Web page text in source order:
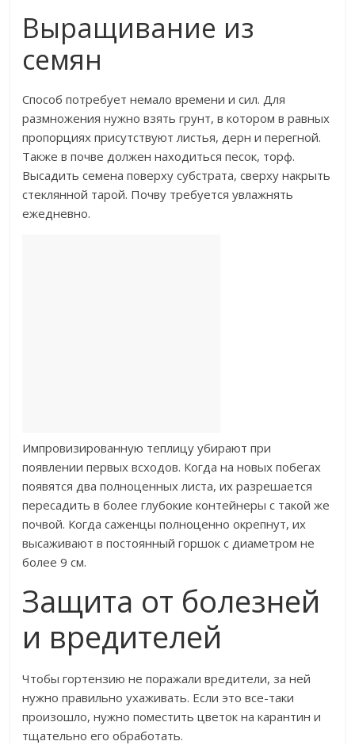
Выращивание из
семян
Способ потребует немало времени и сил. Для
размножения нужно взять грунт, в котором в равных
пропорциях присутствуют листья, дерн и перегной.
Также в почве должен находиться песок, торф.
Высадить семена поверху субстрата, сверху накрыть
стеклянной тарой. Почву требуется увлажнять
ежедневно.
Импровизированную теплицу убирают при
появлении первых всходов. Когда на новых побегах
появятся два полноценных листа, их разрешается
пересадить в более глубокие контейнеры с такой же
почвой. Когда саженцы полноценно окрепнут, их
высаживают в постоянный горшок с диаметром не
более 9 см.
Защита от болезней
и вредителей
Чтобы гортензию не поражали вредители, за ней
нужно правильно ухаживать. Если это все-таки
произошло, нужно поместить цветок на карантин и
тщательно его обработать.